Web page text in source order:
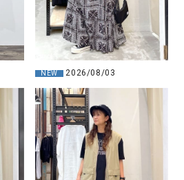
NEW 2026/08/03